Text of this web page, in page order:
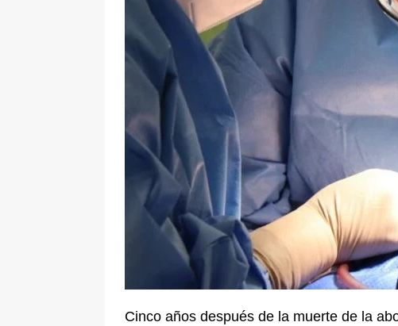
[ 8 de agosto de 2026 ] Epa Colombia fue
episodios que precipitaron su salida de
Cinco años después de la muerte de la